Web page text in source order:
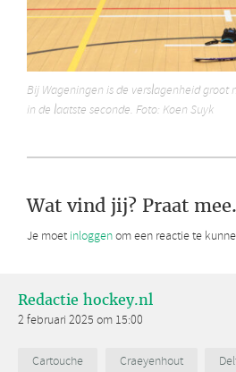
Bij Wageningen is de verslagenheid
in de laatste seconde. Foto: Koen Suyk
Wat vind jij? Praat
Je moet inloggenom een reactie te
Redactie hockey.nl
2 februari 2025 om 15:00
Cartouche Craeyenhout